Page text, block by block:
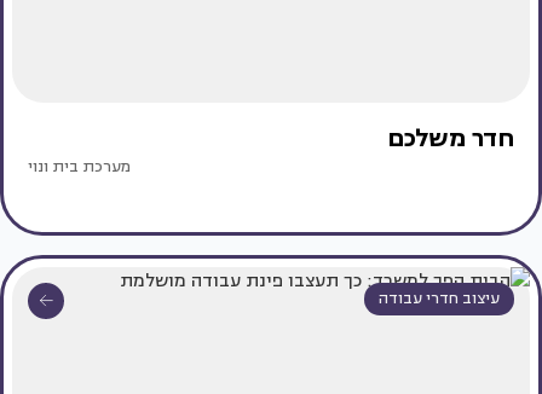
חדר משלכם
מערכת בית ונוי
עיצוב חדרי עבודה